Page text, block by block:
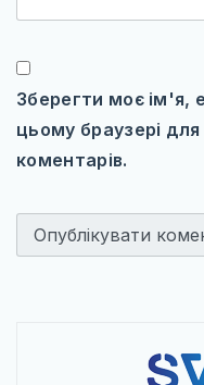
Зберегти моє ім'я,
цьому браузері
коментарів.